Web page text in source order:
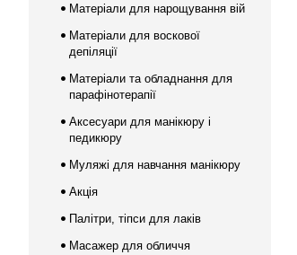
Матеріали для нарощування вій
Матеріали для воскової
депіляції
Матеріали та обладнання для
парафінотерапії
Аксесуари для манікюру і
педикюру
Муляжі для навчання манікюру
Акція
Палітри, тіпси для лаків
Масажер для обличчя